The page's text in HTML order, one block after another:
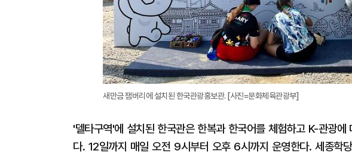
새만금 잼버리에 설치된 한국관광홍보관. [사진=문화체육관광부]
'델타구역'에 설치된 한국관은 한복과 한국어를 체험하고 K-관광
다. 12일까지 매일 오전 9시부터 오후 6시까지 운영한다. 세종학